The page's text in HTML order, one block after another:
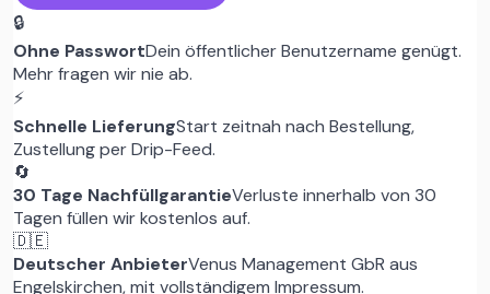
🔒
Ohne PasswortDein öffentlicher Benutzername genügt.
Mehr fragen wir nie ab.
⚡
Schnelle LieferungStart zeitnah nach Bestellung,
Zustellung per Drip-Feed.
🔄
30 Tage NachfüllgarantieVerluste innerhalb von 30
Tagen füllen wir kostenlos auf.
🇩🇪
Deutscher AnbieterVenus Management GbR aus
Engelskirchen, mit vollständigem Impressum.